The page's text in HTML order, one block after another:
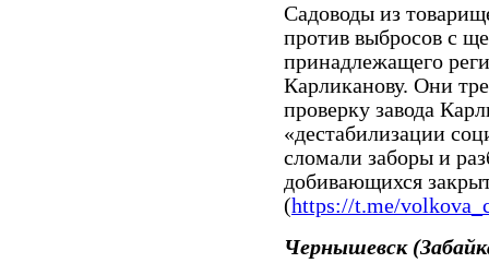
Садоводы из
против выбросов с
принадлежащего
Карликанову. Они
проверку завода
«дестабилизации
сломали заборы и
добивающихся
(https://t.me/
Чернышевск